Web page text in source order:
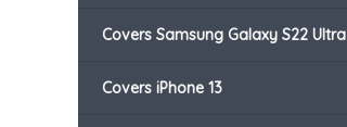
Covers Samsung Galaxy S22 Ultra
Covers iPhone 13